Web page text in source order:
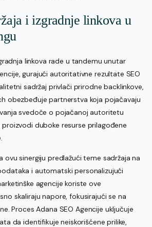
i izgradnje linkova u
linkova rade u tandemu unutar
gurajući autoritativne rezultate SEO
sadržaj privlači prirodne backlinkove,
obezbeđuje partnerstva koja pojačavaju
svedoče o pojačanoj autoritetu
duboke resurse prilagođene
ovu sinergiju predlažući teme sadržaja na
i automatski personalizujući
agencije koriste ove
skaliraju napore, fokusirajući se na
Proces Adana SEO Agencije uključuje
da identifikuje neiskorišćene prilike,